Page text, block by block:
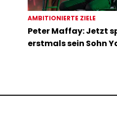
AMBITIONIERTE ZIELE
Peter Maffay: Jetzt
erstmals sein Sohn